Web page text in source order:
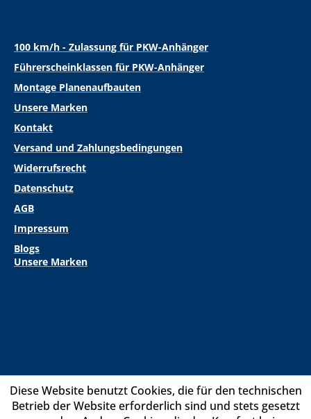
100 km/h - Zulassung für PKW-Anhänger
Führerscheinklassen für PKW-Anhänger
Montage Planenaufbauten
Unsere Marken
Kontakt
Versand und Zahlungsbedingungen
Widerrufsrecht
Datenschutz
AGB
Impressum
Blogs
Unsere Marken
Diese Website benutzt Cookies, die für den technischen
Betrieb der Website erforderlich sind und stets gesetzt